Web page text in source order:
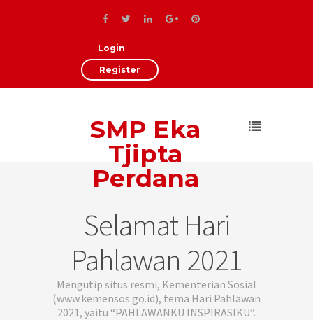
Login
Register
SMP Eka
Tjipta
Perdana
Selamat Hari
Pahlawan 2021
Mengutip situs resmi, Kementerian Sosial
(www.kemensos.go.id), tema Hari Pahlawan
2021, yaitu “PAHLAWANKU INSPIRASIKU”.